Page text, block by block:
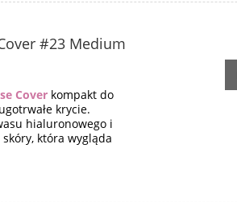
#23 Medium
Coverkompakt do
krycie.
hialuronowego i
która wygląda